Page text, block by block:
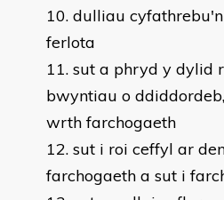
dulliau
ferlota
sut a phryd y dylid
bwyntiau o
wrth farchogaeth
sut i roi ceffyl ar
farchogaeth a sut i